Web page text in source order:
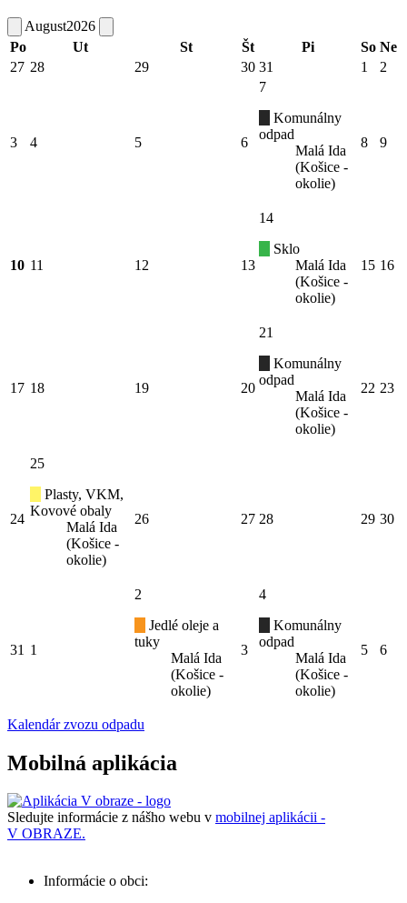
August2026
Po
Ut St Št Pi So Ne
27 28 29 30 31 1 2
3 4 5 6
7
Komunálny
odpad
Malá Ida
(Košice -
okolie)
8 9
10 11 12 13
14
Sklo
Malá Ida
(Košice -
okolie)
15 16
17 18 19 20
21
Komunálny
odpad
Malá Ida
(Košice -
okolie)
22 23
24
25
Plasty, VKM,
Kovové obaly
Malá Ida
(Košice -
okolie)
26 27 28 29 30
31 1
2
Jedlé oleje a
tuky
Malá Ida
(Košice -
okolie)
3
4
Komunálny
odpad
Malá Ida
(Košice -
okolie)
5 6
Kalendár zvozu odpadu
Mobilná aplikácia
Sledujte informácie z nášho webu v mobilnej aplikácii -
V OBRAZE.
Informácie o obci: